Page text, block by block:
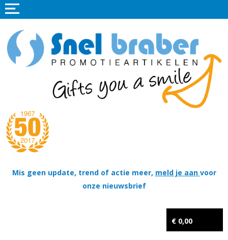
Mis geen update, trend of actie meer, meld je aan voor
onze nieuwsbrief
€ 0,00
Home
Promotieartikelen
Tassen
Thema's